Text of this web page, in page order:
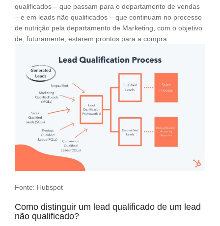
qualificados – que passam para o departamento de vendas
– e em leads não qualificados – que continuam no processo
de nutrição pela departamento de Marketing, com o objetivo
de, futuramente, estarem prontos para a compra.
Fonte: Hubspot
Como distinguir um lead qualificado de um lead
não qualificado?